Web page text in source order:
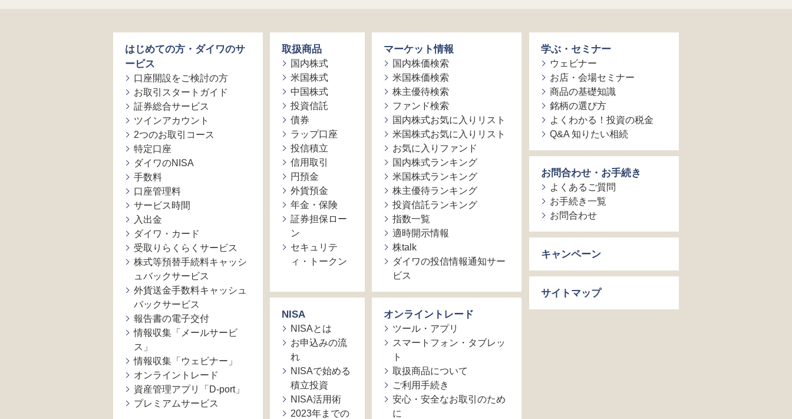
はじめての方・ダイワのサ
ービス
口座開設をご検討の方
お取引スタートガイド
証券総合サービス
ツインアカウント
2つのお取引コース
特定口座
ダイワのNISA
手数料
口座管理料
サービス時間
入出金
ダイワ・カード
受取りらくらくサービス
株式等預替手続料キャッシ
ュバックサービス
外貨送金手数料キャッシュ
バックサービス
報告書の電子交付
情報収集「メールサービ
ス」
情報収集「ウェビナー」
オンライントレード
資産管理アプリ「D-port」
プレミアムサービス
取扱商品
国内株式
米国株式
中国株式
投資信託
債券
ラップ口座
投信積立
信用取引
円預金
外貨預金
年金・保険
証券担保ロー
ン
セキュリテ
ィ・トークン
NISA
NISAとは
お申込みの流
れ
NISAで始める
積立投資
NISA活用術
2023年までの
マーケット情報
国内株価検索
米国株価検索
株主優待検索
ファンド検索
国内株式お気に入りリスト
米国株式お気に入りリスト
お気に入りファンド
国内株式ランキング
米国株式ランキング
株主優待ランキング
投資信託ランキング
指数一覧
適時開示情報
株talk
ダイワの投信情報通知サー
ビス
オンライントレード
ツール・アプリ
スマートフォン・タブレッ
ト
取扱商品について
ご利用手続き
安心・安全なお取引のため
に
学ぶ・セミナー
ウェビナー
お店・会場セミナー
商品の基礎知識
銘柄の選び方
よくわかる！投資の税金
Q&A 知りたい相続
お問合わせ・お手続き
よくあるご質問
お手続き一覧
お問合わせ
キャンペーン
サイトマップ